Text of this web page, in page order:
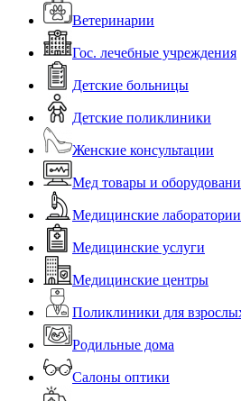
Ветеринарии
Гос. лечебные учреждения
Детские больницы
Детские поликлиники
Женские консультации
Мед товары и
Медицинские лаборатории
Медицинские услуги
Медицинские центры
Поликлиники для
Родильные дома
Салоны оптики